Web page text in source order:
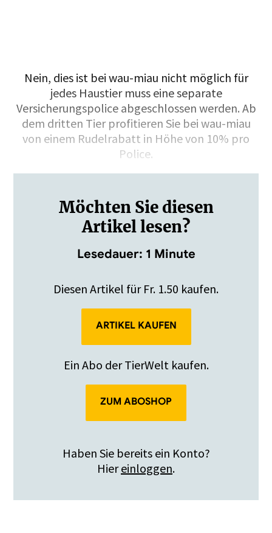
Nein, dies ist bei wau-miau nicht möglich für
jedes Haustier muss eine separate
Versicherungspolice abgeschlossen werden. Ab
dem dritten Tier profitieren Sie bei wau-miau
von einem Rudelrabatt in Höhe von 10% pro
Police.
Möchten Sie diesen
Artikel lesen?
Lesedauer: 1 Minute
Diesen Artikel für Fr. 1.50 kaufen.
ARTIKEL KAUFEN
Ein Abo der TierWelt kaufen.
ZUM ABOSHOP
Haben Sie bereits ein Konto?
Hiereinloggen.